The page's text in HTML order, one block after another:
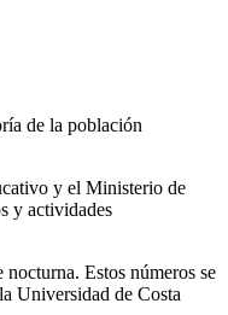
de la población
y el Ministerio de
y actividades
Estos números se
Universidad de Costa